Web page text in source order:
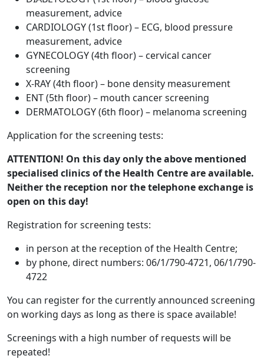
measurement, advice
CARDIOLOGY (1st floor) – ECG, blood pressure
measurement, advice
GYNECOLOGY (4th floor) – cervical cancer
screening
X-RAY (4th floor) – bone density measurement
ENT (5th floor) – mouth cancer screening
DERMATOLOGY (6th floor) – melanoma screening
Application for the screening tests:
ATTENTION! On this day only the above mentioned
specialised clinics of the Health Centre are available.
Neither the reception nor the telephone exchange is
open on this day!
Registration for screening tests:
in person at the reception of the Health Centre;
by phone, direct numbers: 06/1/790-4721, 06/1/790-
4722
You can register for the currently announced screening
on working days as long as there is space available!
Screenings with a high number of requests will be
repeated!